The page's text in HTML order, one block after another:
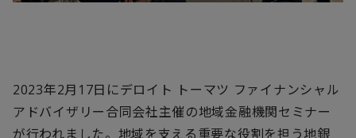
2023年2月17日にデロイト トーマツ ファイナンシャル
アドバイザリー合同会社主催の地域金融機関セミナー
が行われました。地域を支える重要な役割を担う地銀